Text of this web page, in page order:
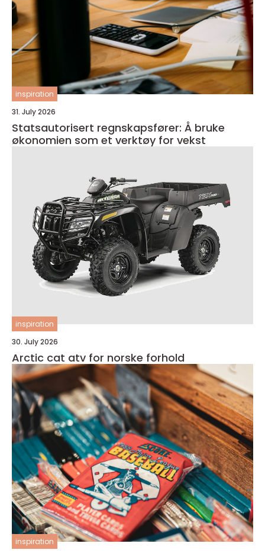
inspiration
31. July 2026
Statsautorisert regnskapsfører: Å bruke
økonomien som et verktøy for vekst
inspiration
30. July 2026
Arctic cat atv for norske forhold
inspiration